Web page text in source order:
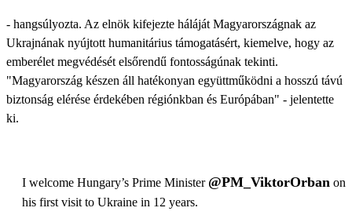
- hangsúlyozta. Az elnök kifejezte háláját Magyarországnak az
Ukrajnának nyújtott humanitárius támogatásért, kiemelve, hogy az
emberélet megvédését elsőrendű fontosságúnak tekinti.
"Magyarország készen áll hatékonyan együttműködni a hosszú távú
biztonság elérése érdekében régiónkban és Európában" - jelentette
ki.
I welcome Hungary’s Prime Minister @PM_ViktorOrban on
his first visit to Ukraine in 12 years.